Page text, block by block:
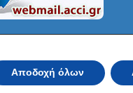
| Ακαδημίας 7, ΤΚ: 10671,
|Πολιτική Απορρήτου |
Αποδοχή όλων